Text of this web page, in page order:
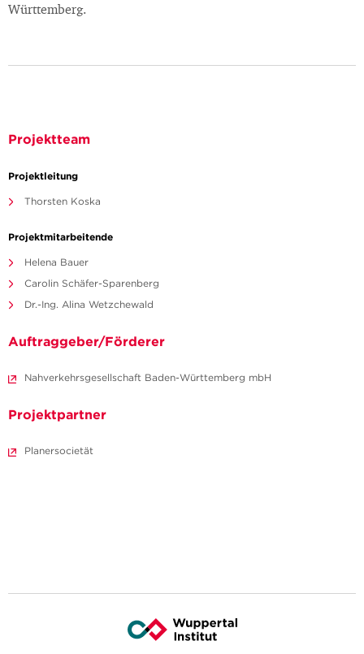
Württemberg.
Projektteam
Projektleitung
Thorsten Koska
Projektmitarbeitende
Helena Bauer
Carolin Schäfer-Sparenberg
Dr.-Ing. Alina Wetzchewald
Auftraggeber/Förderer
Nahverkehrsgesellschaft Baden-Württemberg mbH
Projektpartner
Planersocietät